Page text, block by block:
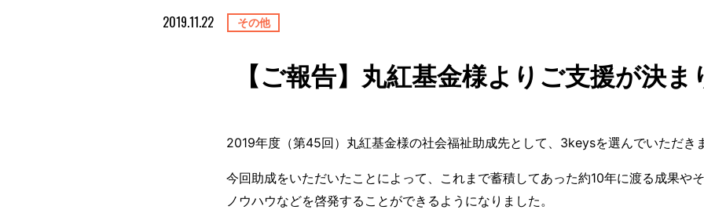
2019.11.22 その他
【ご報告】丸紅基金様よりご支援が決
2019年度（第45回）丸紅基金様の社会福祉助成先として、3keysを選んでいただき
今回助成をいただいたことによって、これまで蓄積してあった約10年に渡る成果や
ノウハウなどを啓発することができるようになりました。